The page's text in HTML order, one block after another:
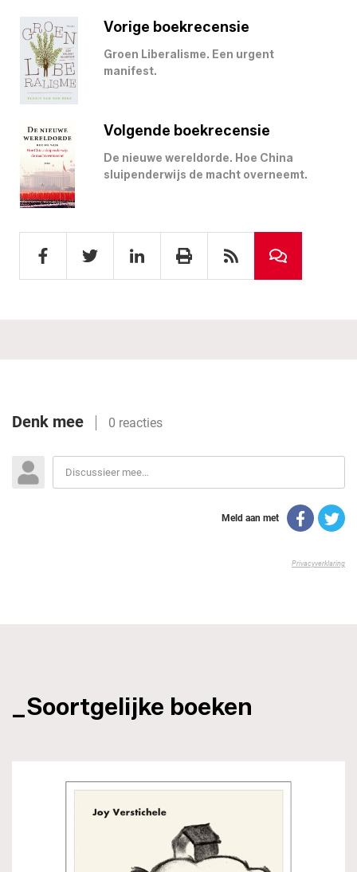
Vorige boekrecensie
Groen Liberalisme. Een urgent
manifest.
Volgende boekrecensie
De nieuwe wereldorde. Hoe China
sluipenderwijs de macht overneemt.
_Soortgelijke boeken